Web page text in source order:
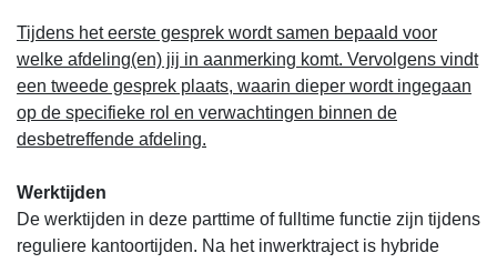
Tijdens het eerste gesprek wordt samen bepaald voor
welke afdeling(en) jij in aanmerking komt. Vervolgens vindt
een tweede gesprek plaats, waarin dieper wordt ingegaan
op de specifieke rol en verwachtingen binnen de
desbetreffende afdeling.
Werktijden
De werktijden in deze parttime of fulltime functie zijn tijdens
reguliere kantoortijden. Na het inwerktraject is hybride